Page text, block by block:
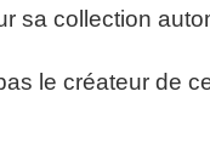
sa collection
le créateur de